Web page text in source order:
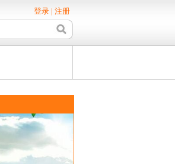
登录 | 注册